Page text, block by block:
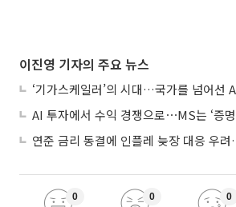
이진영 기자의 주요 뉴스
‘기가스케일러’의 시대…국가를 넘어선
0 0 0